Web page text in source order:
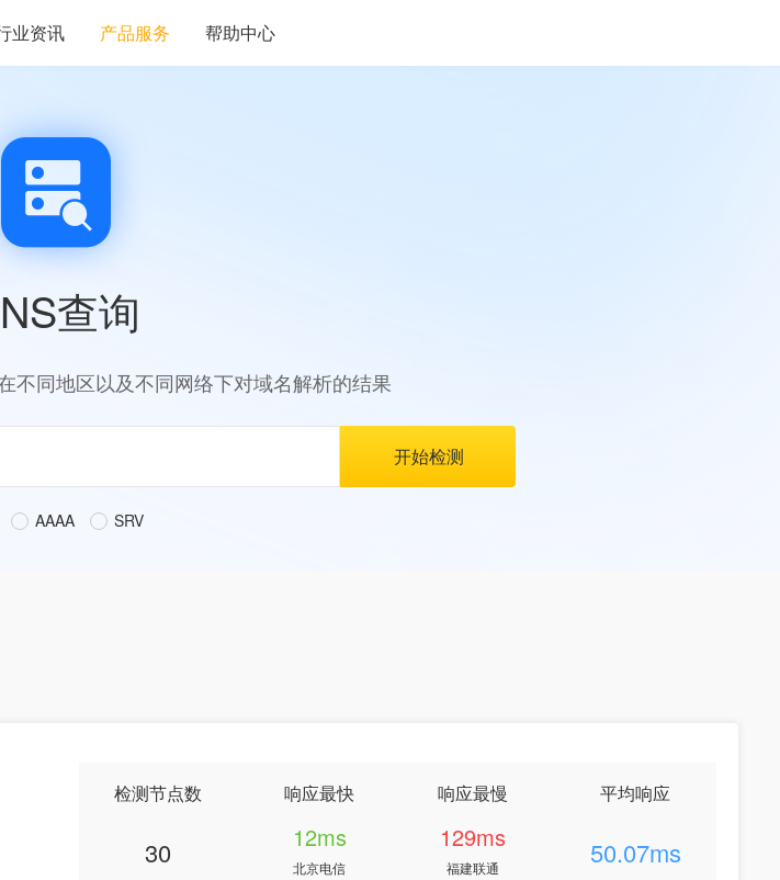
业资讯 产品服务 帮助中心
查询
不同地区以及不同网络下对域名解析的结果
AAAA SRV
检测节点数
30
响应最快
12ms
北京电信
响应最慢
129ms
福建联通
平均响应
50.07ms